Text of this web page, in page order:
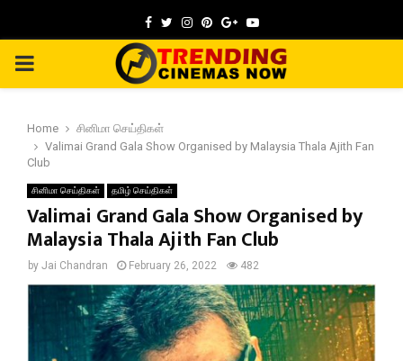
Facebook
TwitterInstagram
Pinterest
GoogleYoutube
PRIMARY
Home
சினிமா செய்திகள்
Valimai Grand Gala Show Organised by Malaysia Thala Ajith Fan
Club
சினிமா செய்திகள் தமிழ் செய்திகள்
Valimai Grand Gala Show Organised by
Malaysia Thala Ajith Fan Club
by Jai Chandran February 26, 2022 482